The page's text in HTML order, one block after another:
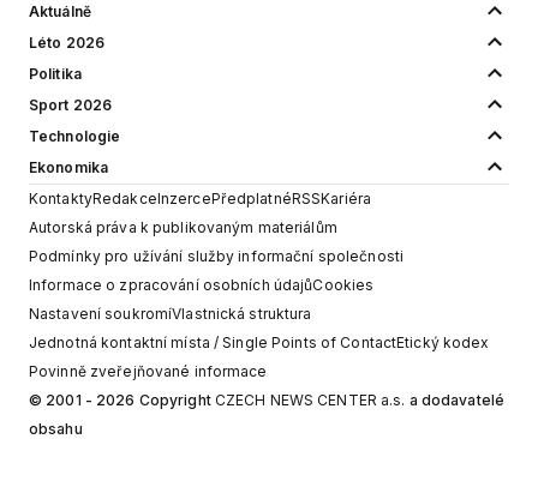
Aktuálně
Léto 2026
Politika
Sport 2026
Technologie
Ekonomika
KontaktyRedakceInzercePředplatnéRSSKariéra
Autorská práva k publikovaným materiálům
Podmínky pro užívání služby informační společnosti
Informace o zpracování osobních údajůCookies
Nastavení soukromíVlastnická struktura
Jednotná kontaktní místa / Single Points of ContactEtický kodex
Povinně zveřejňované informace
© 2001 - 2026 Copyright CZECH NEWS CENTER a.s. a dodavatelé
obsahu